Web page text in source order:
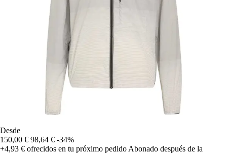
Desde
150,00 € 98,64 € -34%
+4,93 € ofrecidos en tu próximo pedido Abonado después de la